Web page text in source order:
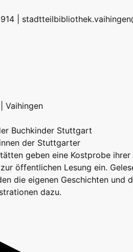
|
Vaihingen
Buchkinder Stuttgart
der Stuttgarter
geben eine Kostprobe ihrer
öffentlichen Lesung ein.
die eigenen Geschichten und
dazu.